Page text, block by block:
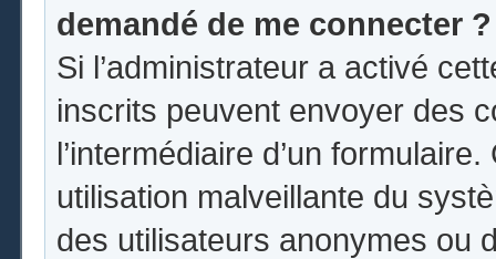
demandé de me connecter ?
Si l’administrateur a activé
inscrits peuvent envoyer des
l’intermédiaire d’un
utilisation malveillante du
des utilisateurs anonymes ou